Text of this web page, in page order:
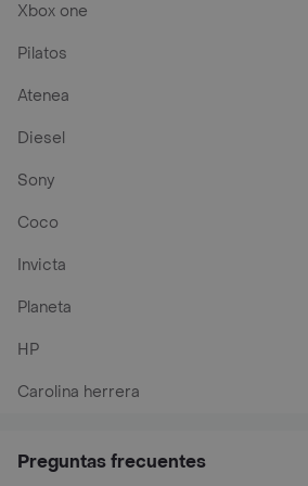
Xbox one
Pilatos
Atenea
Diesel
Sony
Coco
Invicta
Planeta
HP
Carolina herrera
Preguntas frecuentes